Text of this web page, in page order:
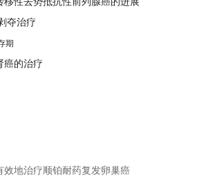
夺治疗
期
癌的治疗
地治疗顺铂耐药复发卵巢癌